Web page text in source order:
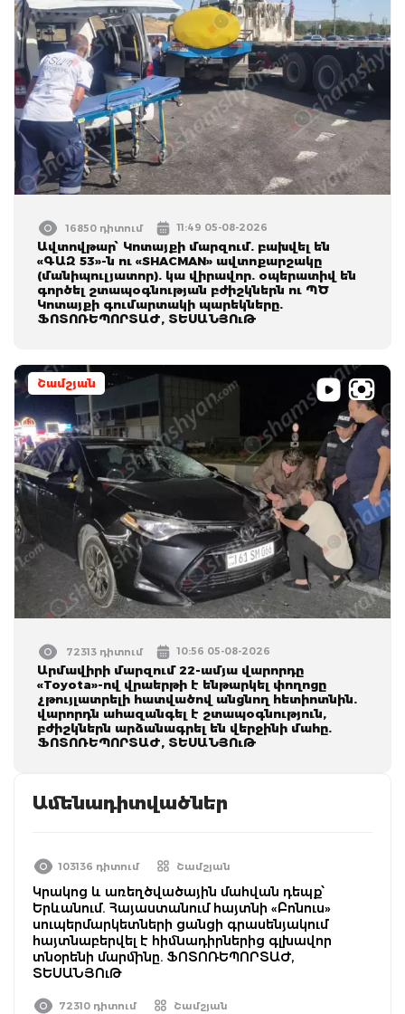
16850 դիտում 11:49 05-08-2026
Ավտովթար՝ Կոտայքի մարզում. բախվել են
«ԳԱԶ 53»-ն ու «SHACMAN» ավտոքարշակը
(մանիպուլյատոր). կա վիրավոր. օպերատիվ են
գործել շտապօգնության բժիշկներն ու ՊԾ
Կոտայքի գումարտակի պարեկները.
ՖՈՏՈՌԵՊՈՐՏԱԺ, ՏԵՍԱՆՅՈւԹ
Շամշյան
72313 դիտում 10:56 05-08-2026
Արմավիրի մարզում 22-ամյա վարորդը
«Toyota»-ով վրաերթի է ենթարկել փողոցը
չթույլատրելի հատվածով անցնող հետիոտնին.
վարորդն ահազանգել է շտապօգնություն,
բժիշկներն արձանագրել են վերջինի մահը.
ՖՈՏՈՌԵՊՈՐՏԱԺ, ՏԵՍԱՆՅՈւԹ
Ամենադիտվածներ
103136 դիտում Շամշյան
Կրակոց և առեղծվածային մահվան դեպք՝
Երևանում. Հայաստանում հայտնի «Բոնուս»
սուպերմարկետների ցանցի գրասենյակում
հայտնաբերվել է հիմնադիրներից գլխավոր
տնօրենի մարմինը. ՖՈՏՈՌԵՊՈՐՏԱԺ,
ՏԵՍԱՆՅՈւԹ
72310 դիտում Շամշյան